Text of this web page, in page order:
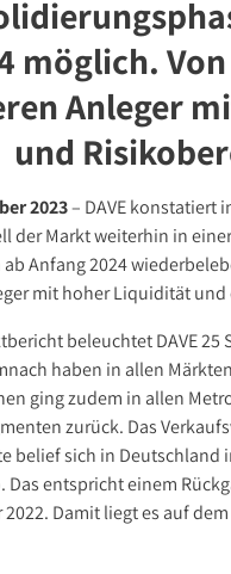
möglich.
Anleger
und
2023– DAVE konstatiert
der Markt weiterhin in
Anfang 2024
mit hoher Liquidität
beleuchtet DAVE
haben in allen
ging zudem in allen
zurück. Das
belief sich in Deutschland
Das entspricht einem
Damit liegt es auf